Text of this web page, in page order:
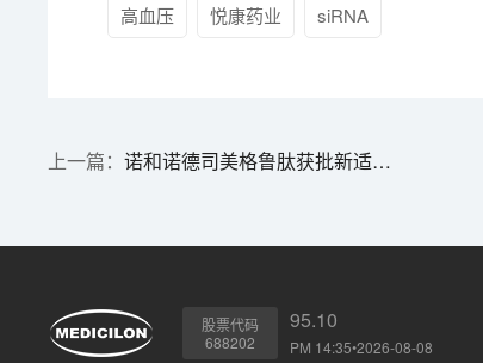
高血压 悦康药业 siRNA
诺和诺德司美格鲁肽获批新适应症，治疗慢性肾脏病 | 1分钟药闻速览
股票代码
688202
95.10
PM 14:35•2026-08-08